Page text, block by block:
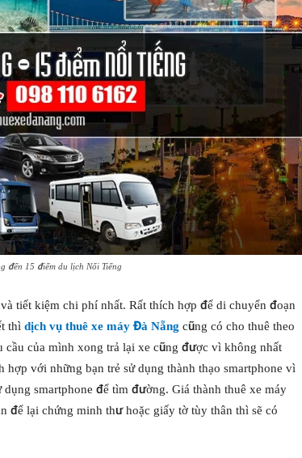
đến 15 điểm du lịch Nổi Tiếng
tiết kiệm chi phí nhất. Rất thích hợp để di chuyển đoạn
thì dịch vụ thuê xe máy Đà Nẵng cũng có cho thuê theo
cầu của mình xong trả lại xe cũng được vì không nhất
với những bạn trẻ sử dụng thành thạo smartphone vì
smartphone để tìm đường. Giá thành thuê xe máy
để lại chứng minh thư hoặc giấy tờ tùy thân thì sẽ có